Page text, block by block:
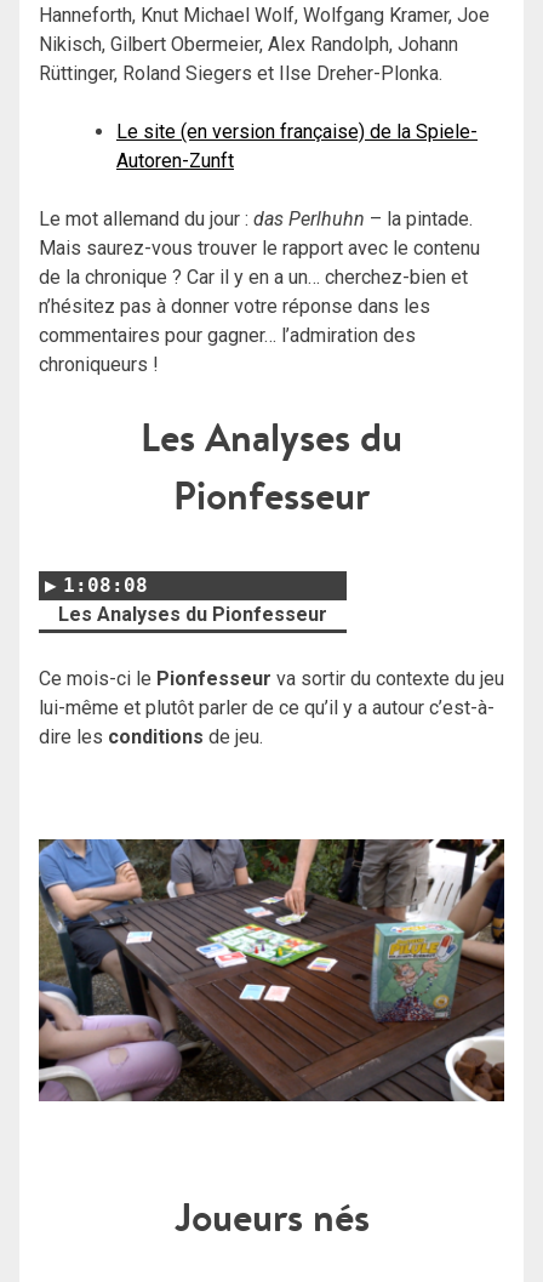
Hanneforth, Knut Michael Wolf, Wolfgang Kramer, Joe
Nikisch, Gilbert Obermeier, Alex Randolph, Johann
Rüttinger, Roland Siegers et Ilse Dreher-Plonka.
Le site (en version française) de la Spiele-
Autoren-Zunft
Le mot allemand du jour : das Perlhuhn – la pintade.
Mais saurez-vous trouver le rapport avec le contenu
de la chronique ? Car il y en a un… cherchez-bien et
n’hésitez pas à donner votre réponse dans les
commentaires pour gagner… l’admiration des
chroniqueurs !
Les Analyses du
Pionfesseur
1:08:08
Les Analyses du Pionfesseur
Ce mois-ci le Pionfesseur va sortir du contexte du jeu
lui-même et plutôt parler de ce qu’il y a autour c’est-à-
dire les conditions de jeu.
Joueurs nés